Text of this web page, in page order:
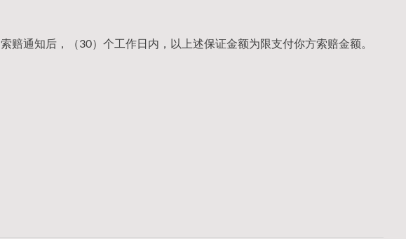
赔通知后，（30）个工作日内，以上述保证金额为限支付你方索赔金额。